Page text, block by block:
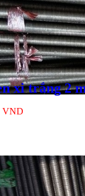
VND
xi trắng 2